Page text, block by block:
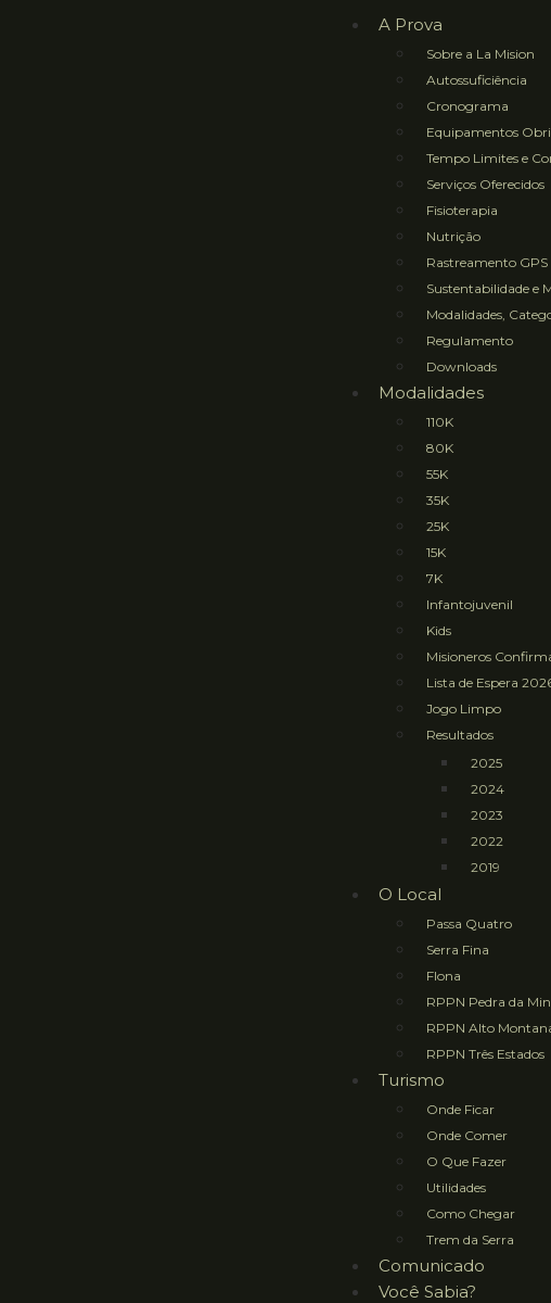
A Prova
Sobre a La Mision
Autossuficiência
Cronograma
Equipamentos
Tempo Limites e
Serviços Oferecidos
Fisioterapia
Nutrição
Rastreamento GPS
Sustentabilidade e
Modalidades,
Regulamento
Downloads
Modalidades
110K
80K
55K
35K
25K
15K
7K
Infantojuvenil
Kids
Misioneros
Lista de Espera
Jogo Limpo
Resultados
2025
2024
2023
2022
2019
O Local
Passa Quatro
Serra Fina
Flona
RPPN Pedra da
RPPN Alto
RPPN Três Estados
Turismo
Onde Ficar
Onde Comer
O Que Fazer
Utilidades
Como Chegar
Trem da Serra
Comunicado
Você Sabia?